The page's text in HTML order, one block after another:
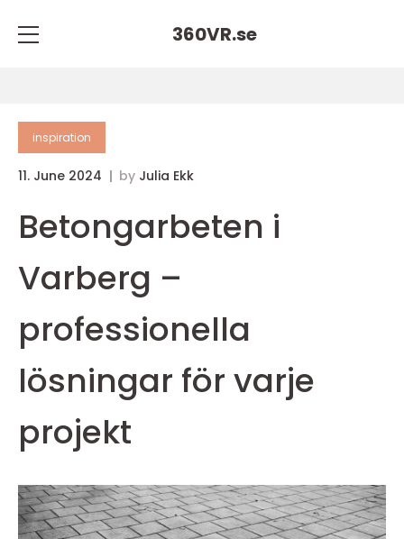
360VR.se
inspiration
11. June 2024 by Julia Ekk
Betongarbeten i
Varberg –
professionella
lösningar för varje
projekt